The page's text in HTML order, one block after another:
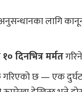
लागि
दिनभित्र मर्मत
छ — एक